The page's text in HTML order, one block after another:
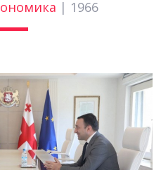
| 1966